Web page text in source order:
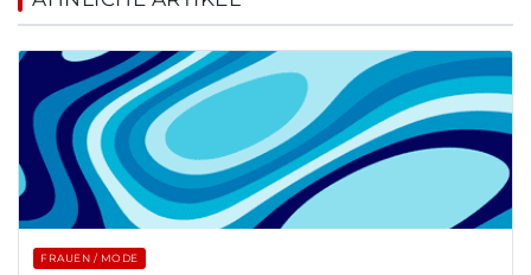
FRAUEN / MODE